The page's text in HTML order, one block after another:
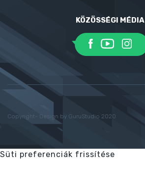
KÖZÖSSÉGI MÉDIA
Copyright- Design by GuruStudio 2020
Süti preferenciák frissítése